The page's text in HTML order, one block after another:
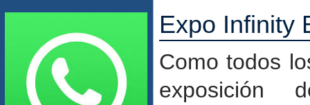
Expo Infinity
Como todos
exposición